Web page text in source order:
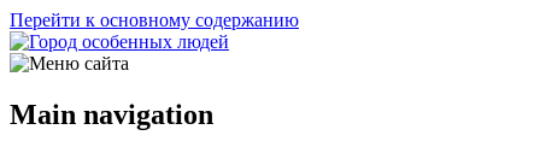
Перейти к основному содержанию
Main navigation